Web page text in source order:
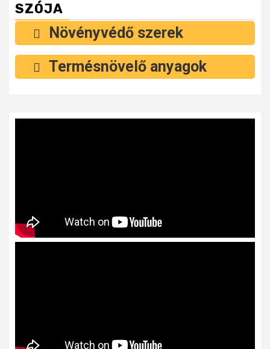
SZÓJA
Növényvédő szerek
Termésnövelő anyagok